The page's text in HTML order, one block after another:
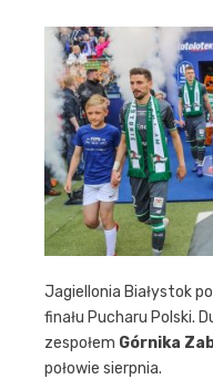
Jagiellonia Białystok
finału Pucharu Polski.
zespołem Górnika
połowie sierpnia.